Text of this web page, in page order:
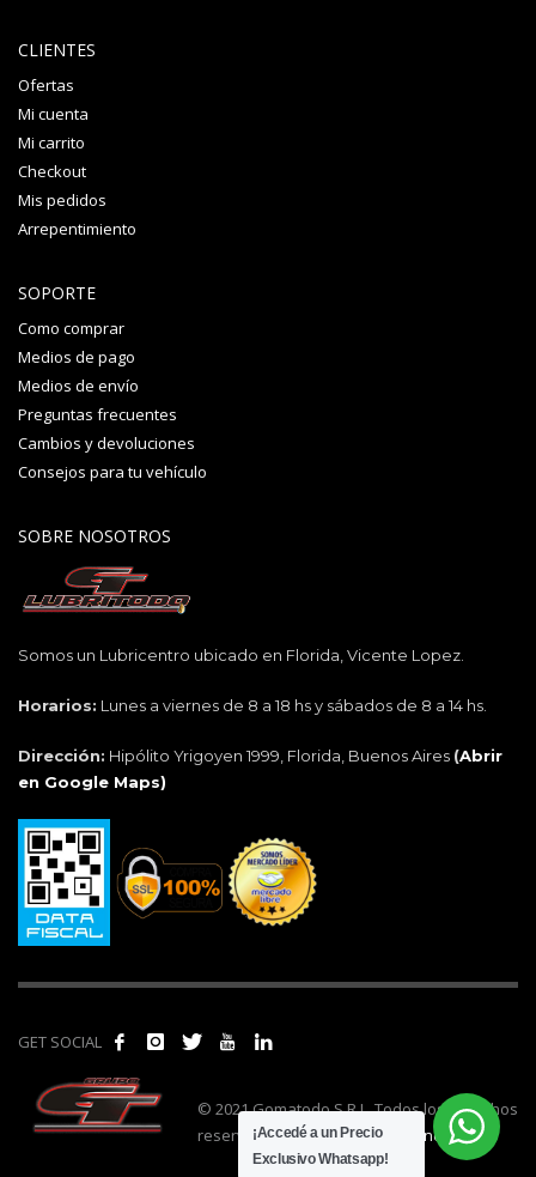
CLIENTES
Ofertas
Mi cuenta
Mi carrito
Checkout
Mis pedidos
Arrepentimiento
SOPORTE
Como comprar
Medios de pago
Medios de envío
Preguntas frecuentes
Cambios y devoluciones
Consejos para tu vehículo
SOBRE NOSOTROS
Somos un Lubricentro ubicado en Florida, Vicente Lopez.
Horarios: Lunes a viernes de 8 a 18 hs y sábados de 8 a 14 hs.
Dirección: Hipólito Yrigoyen 1999, Florida, Buenos Aires (Abrir
en Google Maps)
GET SOCIAL
© 2021 Gomatodo S.R.L. Todos los derechos
reservados. | Realizado por
cónclave.
¡Accedé a un Precio
Exclusivo Whatsapp!